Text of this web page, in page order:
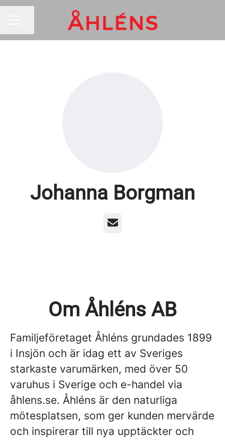
Johanna Borgman
E-post
Om Åhléns AB
Familjeföretaget Åhléns grundades 1899
i Insjön och är idag ett av Sveriges
starkaste varumärken, med över 50
varuhus i Sverige och e-handel via
åhlens.se. Åhléns är den naturliga
mötesplatsen, som ger kunden mervärde
och inspirerar till nya upptäckter och